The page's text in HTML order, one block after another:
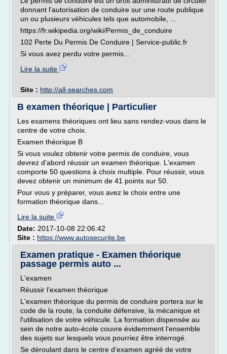
donnant l'autorisation de conduire sur une route publique
un ou plusieurs véhicules tels que automobile, ...
https://fr.wikipedia.org/wiki/Permis_de_conduire
102 Perte Du Permis De Conduire | Service-public.fr
Si vous avez perdu votre permis...
Lire la suite
Site : http://all-searches.com
B examen théorique | Particulier
Les examens théoriques ont lieu sans rendez-vous dans le
centre de votre choix.
Examen théorique B
Si vous voulez obtenir votre permis de conduire, vous
devrez d'abord réussir un examen théorique. L'examen
comporte 50 questions à choix multiple. Pour réussir, vous
devez obtenir un minimum de 41 points sur 50.
Pour vous y préparer, vous avez le choix entre une
formation théorique dans...
Lire la suite
Date: 2017-10-08 22:06:42
Site : https://www.autosecurite.be
Examen pratique - Examen théorique
passage permis auto ...
L'examen
Réussir l'examen théorique
L'examen théorique du permis de conduire portera sur le
code de la route, la conduite défensive, la mécanique et
l'utilisation de votre véhicule. La formation dispensée au
sein de notre auto-école couvre évidemment l'ensemble
des sujets sur lesquels vous pourriez être interrogé.
Se déroulant dans le centre d'examen agréé de votre